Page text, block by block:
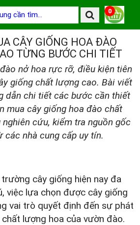
0
CÂY GIỐNG HOA ĐÀO
TỪNG BƯỚC CHI TIẾT
nở hoa rực rỡ, điều kiện tiên
giống chất lượng cao. Bài viết
dẫn chi tiết các bước cần thiết
mua cây giống hoa đào chất
cứu, kiểm tra nguồn gốc
các nhà cung cấp uy tín.
cây giống hiện nay đa
việc lựa chọn được cây giống
vai trò quyết định đến sự phát
lượng hoa của vườn đào.